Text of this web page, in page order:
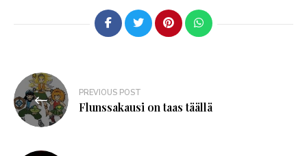
PREVIOUS POST
Flunssakausi on taas täällä